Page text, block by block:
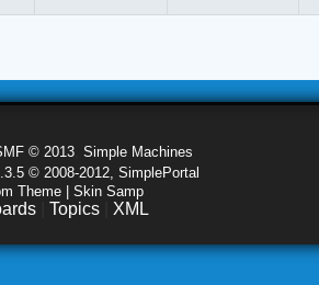
© 2013 Simple Machines
© 2008-2012, SimplePortal
Theme | Skin Samp
Topics XML